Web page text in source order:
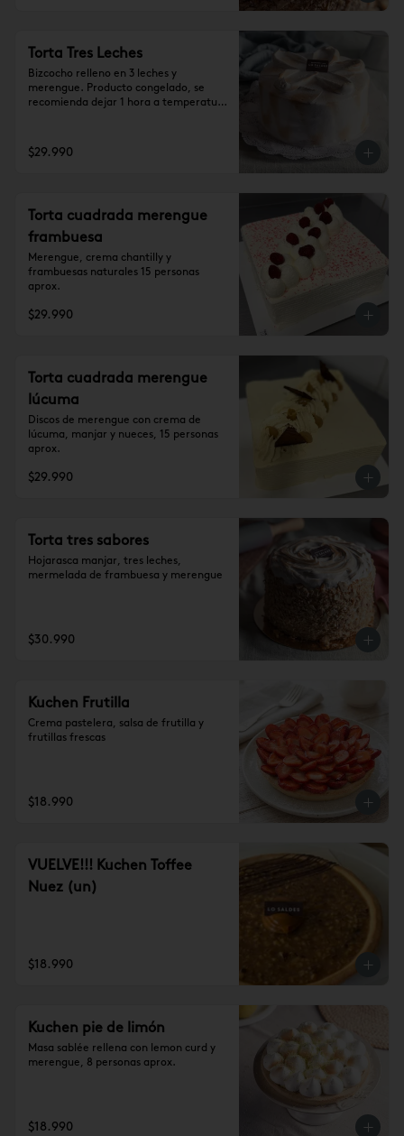
Torta Tres Leches
Bizcocho relleno en 3 leches y
merengue. Producto congelado, se
recomienda dejar 1 hora a temperatura
$29.990
Torta cuadrada merengue
frambuesa
Merengue, crema chantilly y
frambuesas naturales 15 personas
aprox.
$29.990
Torta cuadrada merengue
lúcuma
Discos de merengue con crema de
lúcuma, manjar y nueces, 15 personas
aprox.
$29.990
Torta tres sabores
Hojarasca manjar, tres leches,
mermelada de frambuesa y merengue
$30.990
Kuchen Frutilla
Crema pastelera, salsa de frutilla y
frutillas frescas
$18.990
VUELVE!!! Kuchen Toffee
Nuez (un)
$18.990
Kuchen pie de limón
Masa sablée rellena con lemon curd y
merengue, 8 personas aprox.
$18.990